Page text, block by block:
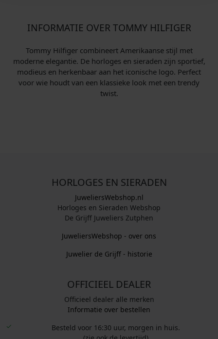
INFORMATIE OVER TOMMY HILFIGER
Tommy Hilfiger combineert Amerikaanse stijl met
moderne elegantie. De horloges en sieraden zijn sportief,
modieus en herkenbaar aan het iconische logo. Perfect
voor wie houdt van een klassieke look met een trendy
twist.
HORLOGES EN SIERADEN
JuweliersWebshop.nl
Horloges en Sieraden Webshop
De Grijff Juweliers Zutphen
JuweliersWebshop - over ons
Juwelier de Grijff - historie
OFFICIEEL DEALER
Officieel dealer alle merken
Informatie over bestellen
Besteld voor 16:30 uur, morgen in huis.